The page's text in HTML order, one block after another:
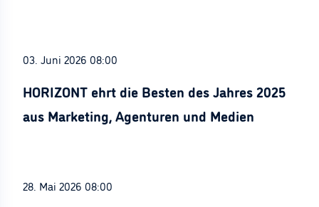
03. Juni 2026 08:00
HORIZONT ehrt die Besten des Jahres 2025
aus Marketing, Agenturen und Medien
28. Mai 2026 08:00